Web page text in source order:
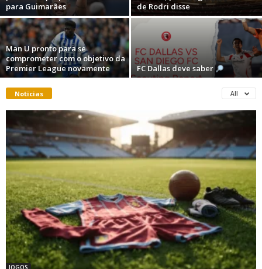
para Guimarães
de Rodri disse
Man U pronto para se
comprometer com o objetivo da
Premier League novamente
FC Dallas deve saber
Noticias All
JOGOS